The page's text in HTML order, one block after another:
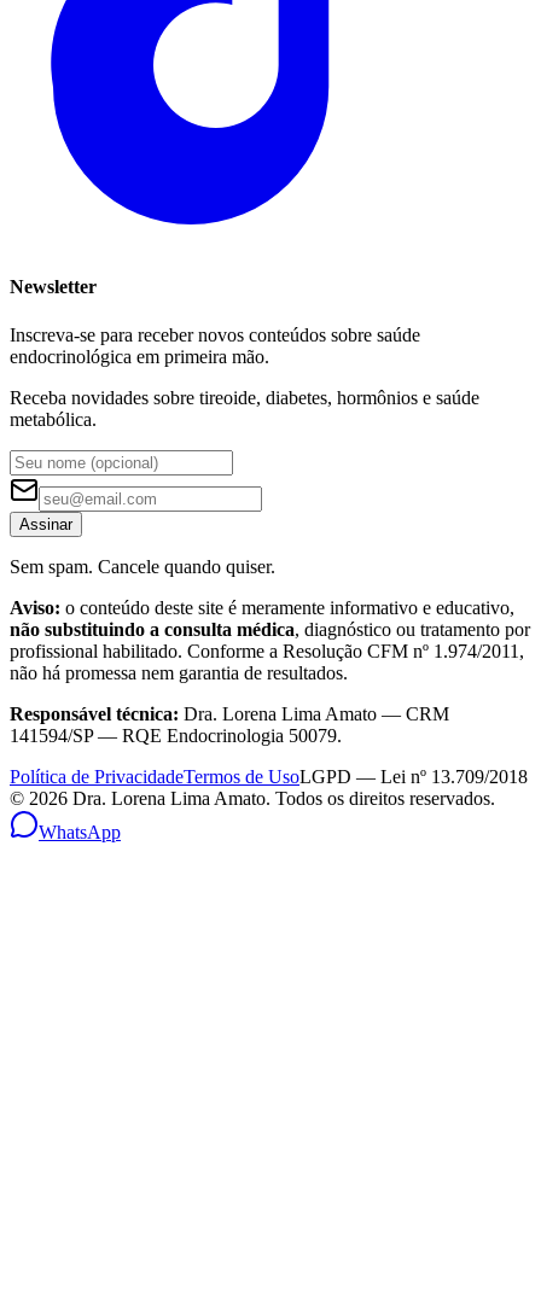
Newsletter
Inscreva-se para receber novos conteúdos sobre saúde
endocrinológica em primeira mão.
Receba novidades sobre tireoide, diabetes, hormônios e saúde
metabólica.
Assinar
Sem spam. Cancele quando quiser.
Aviso: o conteúdo deste site é meramente informativo e educativo,
não substituindo a consulta médica, diagnóstico ou tratamento por
profissional habilitado. Conforme a Resolução CFM nº 1.974/2011,
não há promessa nem garantia de resultados.
Responsável técnica: Dra. Lorena Lima Amato — CRM
141594/SP — RQE Endocrinologia 50079.
Política de PrivacidadeTermos de UsoLGPD — Lei nº 13.709/2018
© 2026 Dra. Lorena Lima Amato. Todos os direitos reservados.
WhatsApp